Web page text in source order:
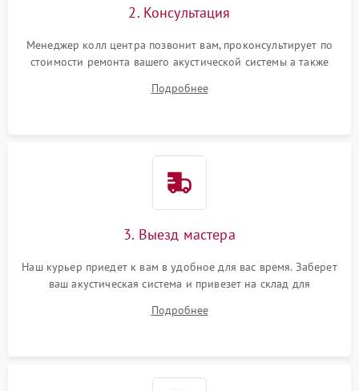
2. Консультация
Менеджер колл центра позвонит вам, проконсультирует по
стоимости ремонта вашего акустической системы а также
Подробнее
3. Выезд мастера
Наш курьер приедет к вам в удобное для вас время. Заберет
ваш акустическая система и привезет на склад для
Подробнее